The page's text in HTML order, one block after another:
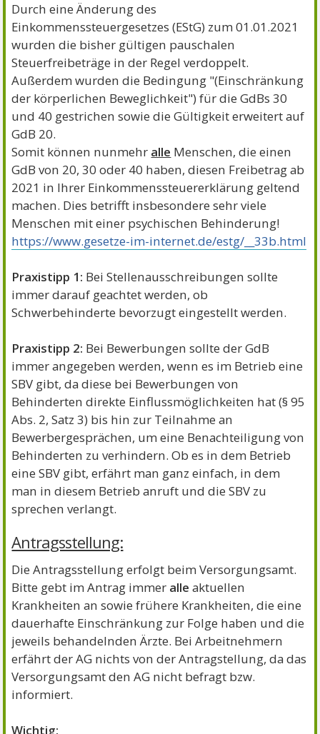
Durch eine Änderung des
Einkommenssteuergesetzes (EStG) zum 01.01.2021
wurden die bisher gültigen pauschalen
Steuerfreibeträge in der Regel verdoppelt.
Außerdem wurden die Bedingung "(Einschränkung
der körperlichen Beweglichkeit") für die GdBs 30
und 40 gestrichen sowie die Gültigkeit erweitert auf
GdB 20.
Somit können nunmehr alle Menschen, die einen
GdB von 20, 30 oder 40 haben, diesen Freibetrag ab
2021 in Ihrer Einkommenssteuererklärung geltend
machen. Dies betrifft insbesondere sehr viele
Menschen mit einer psychischen Behinderung!
https://www.gesetze-im-internet.de/estg/__33b.html
Praxistipp 1: Bei Stellenausschreibungen sollte
immer darauf geachtet werden, ob
Schwerbehinderte bevorzugt eingestellt werden.
Praxistipp 2: Bei Bewerbungen sollte der GdB
immer angegeben werden, wenn es im Betrieb eine
SBV gibt, da diese bei Bewerbungen von
Behinderten direkte Einflussmöglichkeiten hat (§ 95
Abs. 2, Satz 3) bis hin zur Teilnahme an
Bewerbergesprächen, um eine Benachteiligung von
Behinderten zu verhindern. Ob es in dem Betrieb
eine SBV gibt, erfährt man ganz einfach, in dem
man in diesem Betrieb anruft und die SBV zu
sprechen verlangt.
Antragsstellung:
Die Antragsstellung erfolgt beim Versorgungsamt.
Bitte gebt im Antrag immer alle aktuellen
Krankheiten an sowie frühere Krankheiten, die eine
dauerhafte Einschränkung zur Folge haben und die
jeweils behandelnden Ärzte. Bei Arbeitnehmern
erfährt der AG nichts von der Antragstellung, da das
Versorgungsamt den AG nicht befragt bzw.
informiert.
Wichtig: